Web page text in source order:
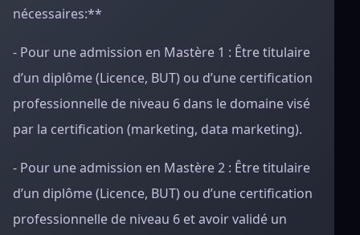
nécessaires:**
- Pour une admission en Mastère 1 : Être titulaire
d’un diplôme (Licence, BUT) ou d’une certification
professionnelle de niveau 6 dans le domaine visé
par la certification (marketing, data marketing).
- Pour une admission en Mastère 2 : Être titulaire
d’un diplôme (Licence, BUT) ou d’une certification
professionnelle de niveau 6 et avoir validé un